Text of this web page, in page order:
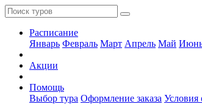
Расписание
Январь Февраль Март Апрель Май
Акции
Помощь
Выбор тура Оформление заказа Условия